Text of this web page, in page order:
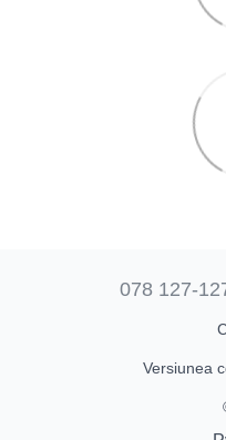
078 127-
Versiunea